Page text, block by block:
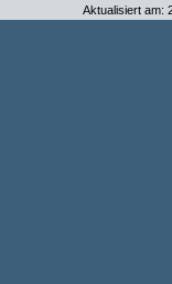
Aktualisiert am: